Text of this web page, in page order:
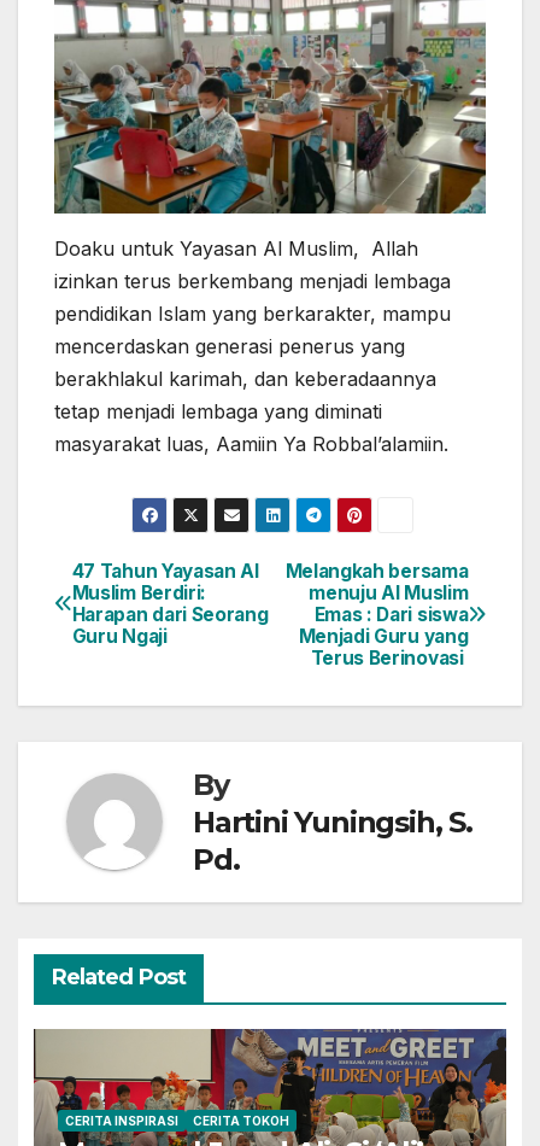
Doaku untuk Yayasan Al Muslim, Allah
izinkan terus berkembang menjadi lembaga
pendidikan Islam yang berkarakter, mampu
mencerdaskan generasi penerus yang
berakhlakul karimah, dan keberadaannya
tetap menjadi lembaga yang diminati
masyarakat luas, Aamiin Ya Robbal’alamiin.
Post
navigation
Melangkah bersama
menuju Al Muslim
Emas : Dari siswa
Menjadi Guru yang
Terus Berinovasi
47 Tahun Yayasan Al
Muslim Berdiri:
Harapan dari Seorang
Guru Ngaji
By
Hartini Yuningsih, S.
Pd.
Related Post
CERITA INSPIRASI CERITA TOKOH